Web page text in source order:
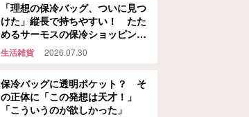
「理想の保冷バッグ、ついに見つ
けた」縦長で持ちやすい！ たた
めるサーモスの保冷ショッピング
バッグ
生活雑貨 2026.07.30
保冷バッグに透明ポケット？ そ
の正体に「この発想は天才！」
「こういうのが欲しかった」